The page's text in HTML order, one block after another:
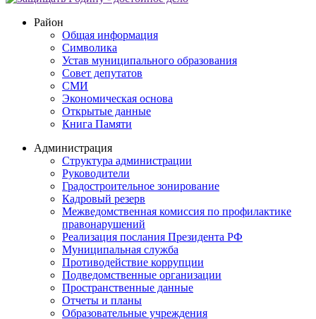
Район
Общая информация
Символика
Устав муниципального образования
Совет депутатов
СМИ
Экономическая основа
Открытые данные
Книга Памяти
Администрация
Структура администрации
Руководители
Градостроительное зонирование
Кадровый резерв
Межведомственная комиссия по профилактике
правонарушений
Реализация послания Президента РФ
Муниципальная служба
Противодействие коррупции
Подведомственные организации
Пространственные данные
Отчеты и планы
Образовательные учреждения